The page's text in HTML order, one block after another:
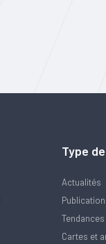
Type
Actualités
Cartes et